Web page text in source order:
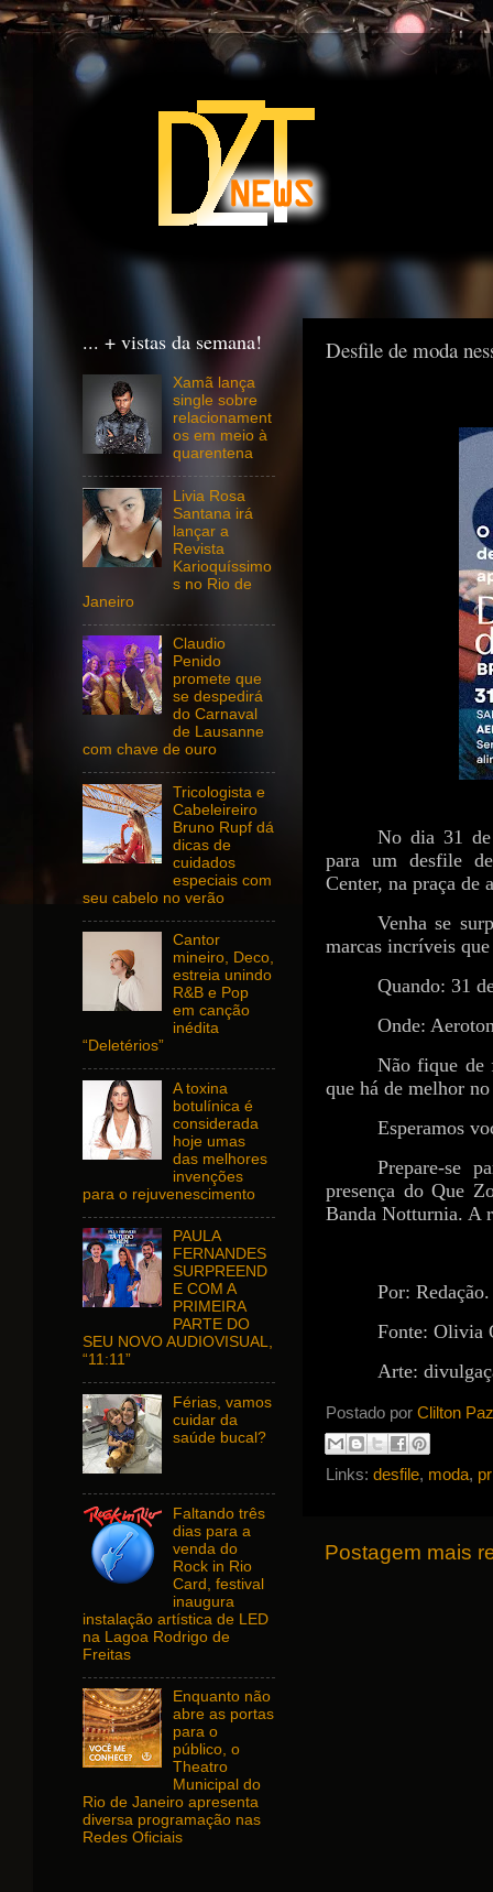
Desfile de moda
No dia 31 de
para um desfile
Center, na praça de
Venha se
marcas incríveis
Quando: 31
Onde:
Não fique de
que há de melhor
Esperamos
Prepare-se
presença do Que
Banda Notturnia. A
Por: Redação.
Fonte: Olivia
Arte:
Postado por Clilton Paz
Links: desfile, moda,
Postagem mais
... + vistas da semana!
Xamã lança
single sobre
relacionament
os em meio à
quarentena
Livia Rosa
Santana irá
lançar a
Revista
Karioquíssimo
s no Rio de
Janeiro
Claudio
Penido
promete que
se despedirá
do Carnaval
de Lausanne
com chave de ouro
Tricologista e
Cabeleireiro
Bruno Rupf dá
dicas de
cuidados
especiais com
seu cabelo no verão
Cantor
mineiro, Deco,
estreia unindo
R&B e Pop
em canção
inédita
“Deletérios”
A toxina
botulínica é
considerada
hoje umas
das melhores
invenções
para o rejuvenescimento
PAULA
FERNANDES
SURPREEND
E COM A
PRIMEIRA
PARTE DO
SEU NOVO AUDIOVISUAL,
“11:11”
Férias, vamos
cuidar da
saúde bucal?
Faltando três
dias para a
venda do
Rock in Rio
Card, festival
inaugura
instalação artística de LED
na Lagoa Rodrigo de
Freitas
Enquanto não
abre as portas
para o
público, o
Theatro
Municipal do
Rio de Janeiro apresenta
diversa programação nas
Redes Oficiais